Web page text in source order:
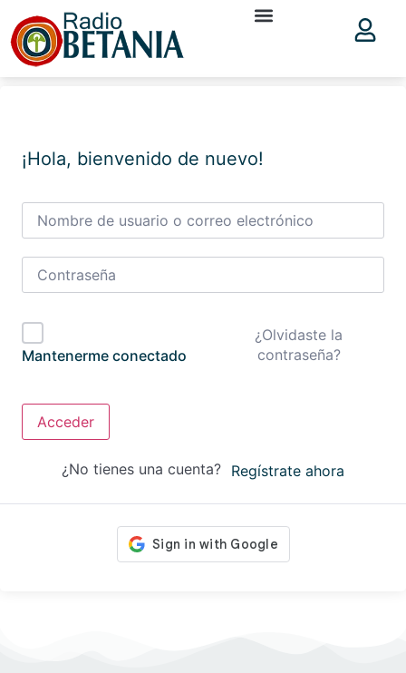
¡Hola, bienvenido de nuevo!
Mantenerme conectado
¿Olvidaste la
contraseña?
Acceder
¿No tienes una cuenta? Regístrate ahora